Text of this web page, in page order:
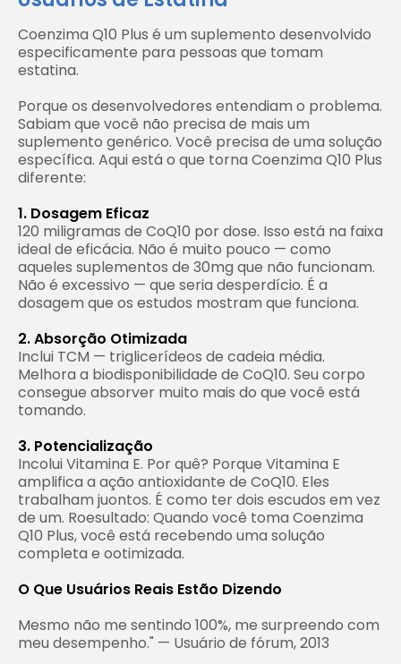
Coenzima Q10 Plus é um suplemento desenvolvido
especificamente para pessoas que tomam
estatina.
Porque os desenvolvedores entendiam o problema.
Sabiam que você não precisa de mais um
suplemento genérico. Você precisa de uma solução
específica. Aqui está o que torna Coenzima Q10 Plus
diferente:
1. Dosagem Eficaz
120 miligramas de CoQ10 por dose. Isso está na faixa
ideal de eficácia. Não é muito pouco — como
aqueles suplementos de 30mg que não funcionam.
Não é excessivo — que seria desperdício. É a
dosagem que os estudos mostram que funciona.
2. Absorção Otimizada
Inclui TCM — triglicerídeos de cadeia média.
Melhora a biodisponibilidade de CoQ10. Seu corpo
consegue absorver muito mais do que você está
tomando.
3. Potencialização
Incolui Vitamina E. Por quê? Porque Vitamina E
amplifica a ação antioxidante de CoQ10. Eles
trabalham juontos. É como ter dois escudos em vez
de um. Roesultado: Quando você toma Coenzima
Q10 Plus, você está recebendo uma solução
completa e ootimizada.
O Que Usuários Reais Estão Dizendo
Mesmo não me sentindo 100%, me surpreendo com
meu desempenho." — Usuário de fórum, 2013